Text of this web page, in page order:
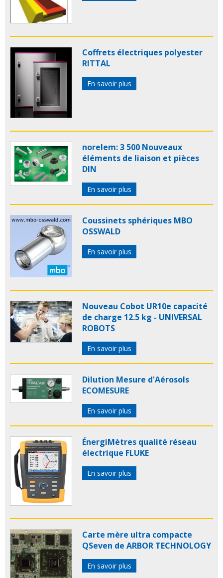
Coffrets électriques polyester
RITTAL
En savoir plus
norelem: 3 500 Nouveaux
éléments de liaison et pièces
DIN
En savoir plus
Coussinets sphériques MBO
OSSWALD
En savoir plus
Nouveau Cobot UR10e capacité
de charge 12.5 kg - UNIVERSAL
ROBOTS
En savoir plus
Dilution Mesure d'Aérosols
ECOMESURE
En savoir plus
ÉnergiMètres qualité réseau
électrique FLUKE
En savoir plus
Carte mère ultra compacte
QSeven de ARBOR TECHNOLOGY
En savoir plus